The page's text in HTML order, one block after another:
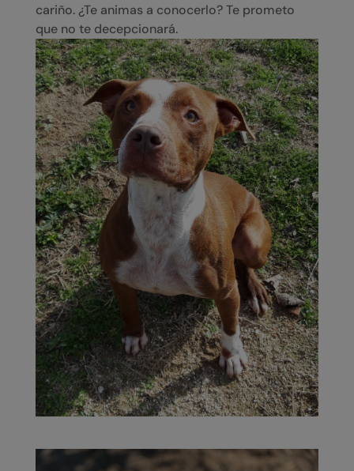
cariño. ¿Te animas a conocerlo? Te prometo
que no te decepcionará.